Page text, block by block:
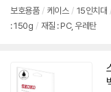
보호용품 / 케이스 / 15인치 대
: 150g / 재질 : PC, 우레탄